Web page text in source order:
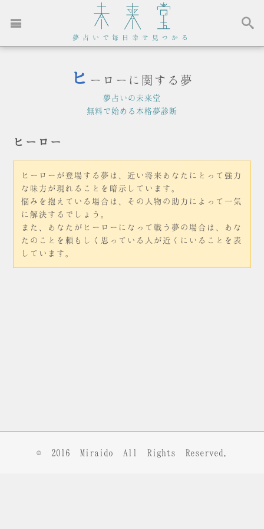
夢占いで毎日幸せ見つかる
ヒ ーローに関する夢
夢占いの未来堂
無料で始める本格夢診断
ヒーロー
ヒーローが登場する夢は、近い将来あなたにとって強力
な味方が現れることを暗示しています。
悩みを抱えている場合は、その人物の助力によって一気
に解決するでしょう。
また、あなたがヒーローになって戦う夢の場合は、あな
たのことを頼もしく思っている人が近くにいることを表
しています。
© 2016 Miraido All Rights Reserved.